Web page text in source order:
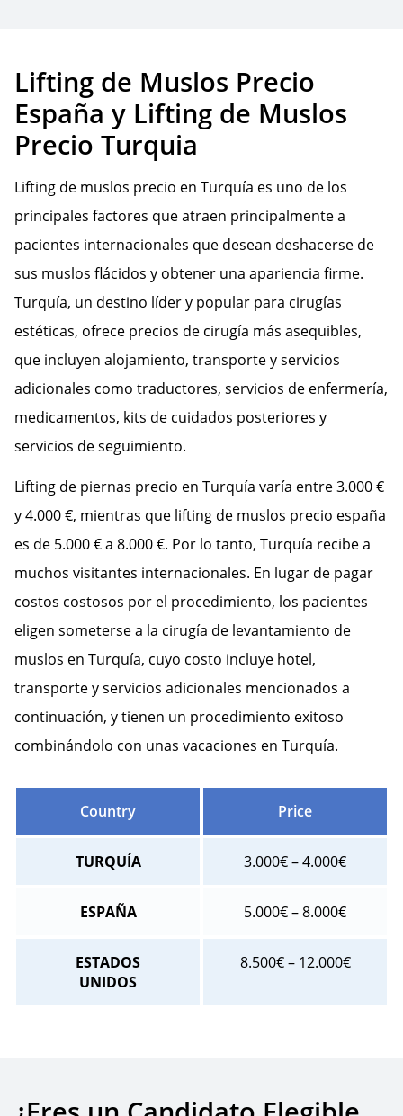
Lifting de Muslos Precio
España y Lifting de Muslos
Precio Turquia
Lifting de muslos precio en Turquía es uno de los
principales factores que atraen principalmente a
pacientes internacionales que desean deshacerse de
sus muslos flácidos y obtener una apariencia firme.
Turquía, un destino líder y popular para cirugías
estéticas, ofrece precios de cirugía más asequibles,
que incluyen alojamiento, transporte y servicios
adicionales como traductores, servicios de enfermería,
medicamentos, kits de cuidados posteriores y
servicios de seguimiento.
Lifting de piernas precio en Turquía varía entre 3.000 €
y 4.000 €, mientras que lifting de muslos precio españa
es de 5.000 € a 8.000 €. Por lo tanto, Turquía recibe a
muchos visitantes internacionales. En lugar de pagar
costos costosos por el procedimiento, los pacientes
eligen someterse a la cirugía de levantamiento de
muslos en Turquía, cuyo costo incluye hotel,
transporte y servicios adicionales mencionados a
continuación, y tienen un procedimiento exitoso
combinándolo con unas vacaciones en Turquía.
Country Price
TURQUÍA 3.000€ – 4.000€
ESPAÑA 5.000€ – 8.000€
ESTADOS
UNIDOS
8.500€ – 12.000€